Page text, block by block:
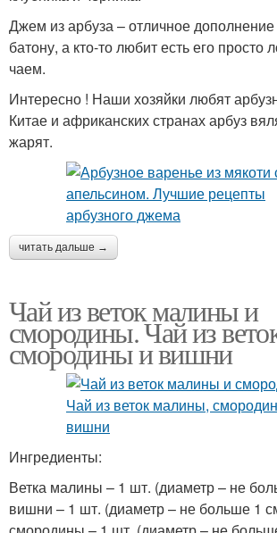
Джем из арбуза – отличное
батону, а кто-то любит есть его просто
чаем.
Интересно ! Наши хозяйки любят
Китае и африканских странах арбуз
жарят.
читать дальше →
Чай из веток малины и
смородины. Чай из
смородины и вишни
Ингредиенты:
Ветка малины – 1 шт. (диаметр – не
вишни – 1 шт. (диаметр – не больше 1